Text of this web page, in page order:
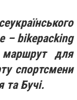
– bikepacking
маршрут для
спортсмени
та Бучі.